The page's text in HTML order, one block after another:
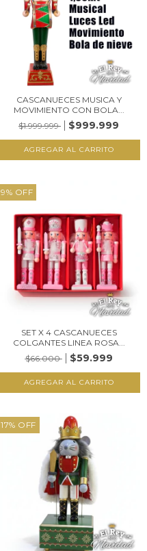
CASCANUECES MUSICA Y
MOVIMIENTO CON BOLA...
$1.999.999
$999.999
9% OFF
SET X 4 CASCANUECES
COLGANTES LINEA ROSA...
$66.000
$59.999
17% OFF